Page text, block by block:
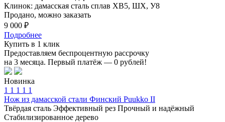
Клинок: дамасская сталь сплав ХВ5, ШХ, У8
Продано, можно заказать
9 000 ₽
Подробнее
Купить в 1 клик
Предоставляем беспроцентную рассрочку
на 3 месяца. Первый платёж — 0 рублей!
Новинка
1 1 1 1 1
Нож из дамасской стали Финский Puukko II
Твёрдая сталь Эффективный рез Прочный и надёжный
Стабилизированное дерево